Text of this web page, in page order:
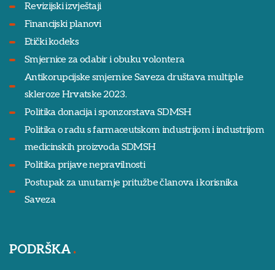
Revizijski izvještaji
Financijski planovi
Etički kodeks
Smjernice za odabir i obuku volontera
Antikorupcijske smjernice Saveza društava multiple
skleroze Hrvatske 2023.
Politika donacija i sponzorstava SDMSH
Politika o radu s farmaceutskom industrijom i industrijom
medicinskih proizvoda SDMSH
Politika prijave nepravilnosti
Postupak za unutarnje pritužbe članova i korisnika
Saveza
PODRŠKA